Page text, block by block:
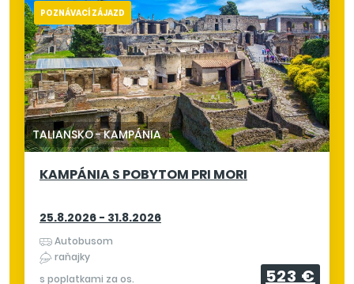
POZNÁVACÍ ZÁJAZD
TALIANSKO-KAMPÁNIA
KAMPÁNIA S POBYTOM PRI MORI
25.8.2026 - 31.8.2026
Autobusom
raňajky
s poplatkami za os.
523 €